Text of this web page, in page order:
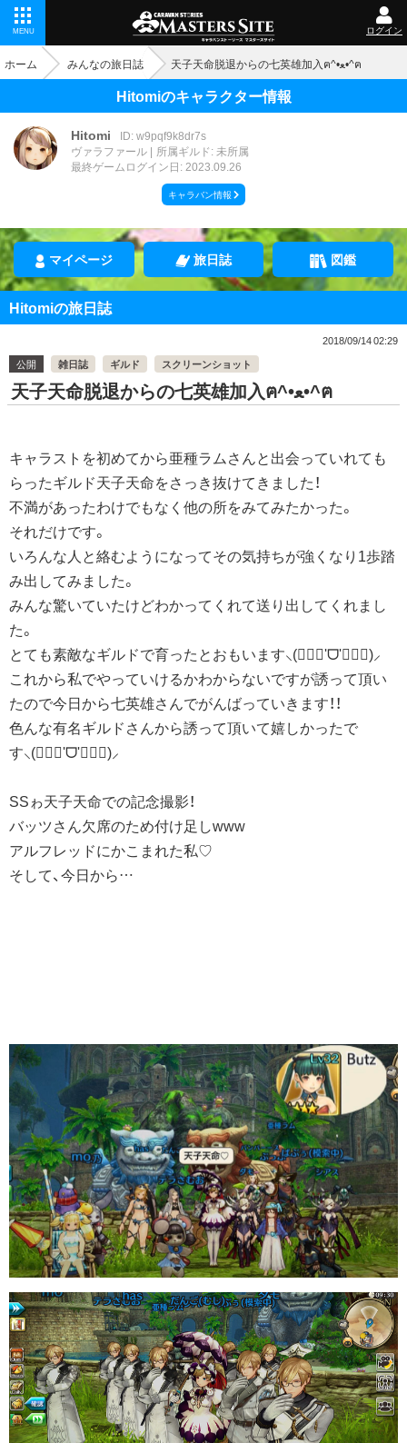
MENU ログイン
ホーム みんなの旅日誌 天子天命脱退からの七英雄加入ฅ^•ﻌ•^ฅ
Hitomiのキャラクター情報
Hitomi
ID: w9pqf9k8dr7s
ヴァラファール
所属ギルド: 未所属
最終ゲームログイン日: 2023.09.26
キャラバン情報
マイページ 旅日誌 図鑑
Hitomiの旅日誌
2018/09/14 02:29
公開
雑日誌 ギルド スクリーンショット
天子天命脱退からの七英雄加入ฅ^•ﻌ•^ฅ
キャラストを初めてから亜種ラムさんと出会っていれても
らったギルド天子天命をさっき抜けてきました！
不満があったわけでもなく他の所をみてみたかった。
それだけです。
いろんな人と絡むようになってその気持ちが強くなり1歩踏
み出してみました。
みんな驚いていたけどわかってくれて送り出してくれまし
た。
とても素敵なギルドで育ったとおもいます⸜(๑⃙⃘'ᗜ'๑⃙⃘)⸝
これから私でやっていけるかわからないですが誘って頂い
たので今日から七英雄さんでがんばっていきます！！
色んな有名ギルドさんから誘って頂いて嬉しかったで
す⸜(๑⃙⃘'ᗜ'๑⃙⃘)⸝
SSゎ天子天命での記念撮影！
バッツさん欠席のため付け足しwww
アルフレッドにかこまれた私♡
そして、今日から…